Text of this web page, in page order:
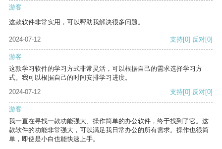
游客
这款软件非常实用，可以帮助我解决很多问题。
2024-07-12 支持[0] 反对[0]
游客
这款学习软件的学习方式非常灵活，可以根据自己的需求选择学习方
式。我可以根据自己的时间安排学习进度。
2024-07-12
支持[0] 反对[0]
游客
我一直在寻找一款功能强大、操作简单的办公软件，终于找到了它。这
款软件的功能非常强大，可以满足我日常办公的所有需求。操作也很简
单，即使是小白也能快速上手。